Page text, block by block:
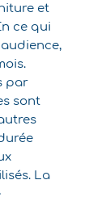
et
ce qui
par
sont
La